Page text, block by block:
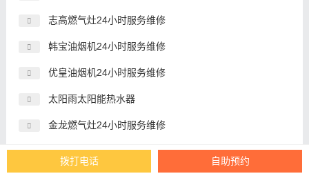
志高燃气灶24小时服务维修
韩宝油烟机24小时服务维修
优皇油烟机24小时服务维修
太阳雨太阳能热水器
金龙燃气灶24小时服务维修
欧太燃气灶24小时服务维修
拨打电话 自助预约